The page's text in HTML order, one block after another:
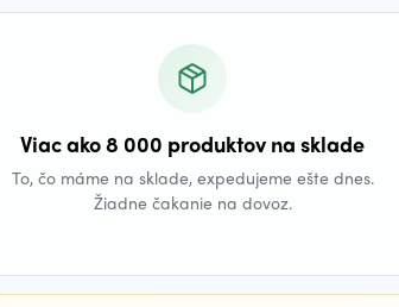
Viac ako 8 000 produktov na sklade
To, čo máme na sklade, expedujeme ešte dnes.
Žiadne čakanie na dovoz.